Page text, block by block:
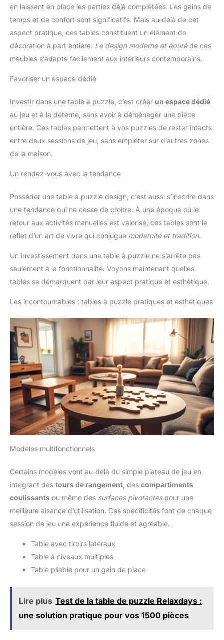
en laissant en place les parties déjà complétées. Les gains de
temps et de confort sont significatifs. Mais au-delà de cet
aspect pratique, ces tables constituent un élément de
décoration à part entière. Le design moderne et épuréde ces
meubles s’adapte facilement aux intérieurs contemporains.
Favoriser un espace dédié
Investir dans une table à puzzle, c’est créer un espace dédié
au jeu et à la détente, sans avoir à déménager une pièce
entière. Ces tables permettent à vos puzzles de rester intacts
entre deux sessions de jeu, sans empiéter sur d’autres zones
de la maison.
Un rendez-vous avec la tendance
Posséder une table à puzzle design, c’est aussi s’inscrire dans
une tendance qui ne cesse de croître. À une époque où le
retour aux activités manuelles est valorisé, ces tables sont le
reflet d’un art de vivre qui conjugue modernité et tradition.
Un investissement dans une table à puzzle ne s’arrête pas
seulement à la fonctionnalité. Voyons maintenant quelles
tables se démarquent par leur aspect pratique et esthétique.
Les incontournables : tables à puzzle pratiques et esthétiques
Modèles multifonctionnels
Certains modèles vont au-delà du simple plateau de jeu en
intégrant des tours de rangement , des compartiments
coulissants ou même des surfaces pivotantespour une
meilleure aisance d’utilisation. Ces spécificités font de chaque
session de jeu une expérience fluide et agréable.
Table avec tiroirs latéraux
Table à niveaux multiples
Table pliable pour un gain de place
Lire plus Test de la table de puzzle Relaxdays :
une solution pratique pour vos 1500 pièces